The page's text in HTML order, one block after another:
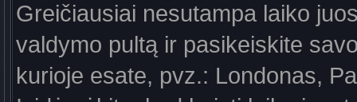
Greičiausiai nesutampa laiko
valdymo pultą ir pasikeiskite
kurioje esate, pvz.: Londonas,